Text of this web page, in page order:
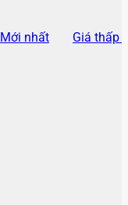
Mới nhất Giá thấp